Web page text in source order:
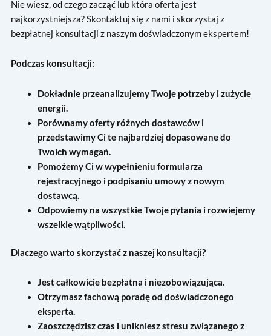
Nie wiesz, od czego zacząć lub która oferta jest
najkorzystniejsza? Skontaktuj się z nami i skorzystaj z
bezpłatnej konsultacji z naszym doświadczonym ekspertem!
Podczas konsultacji:
Dokładnie przeanalizujemy Twoje potrzeby i zużycie
energii.
Porównamy oferty różnych dostawców i
przedstawimy Ci te najbardziej dopasowane do
Twoich wymagań.
Pomożemy Ci w wypełnieniu formularza
rejestracyjnego i podpisaniu umowy z nowym
dostawcą.
Odpowiemy na wszystkie Twoje pytania i rozwiejemy
wszelkie wątpliwości.
Dlaczego warto skorzystać z naszej konsultacji?
Jest całkowicie bezpłatna i niezobowiązująca.
Otrzymasz fachową poradę od doświadczonego
eksperta.
Zaoszczędzisz czas i unikniesz stresu związanego z